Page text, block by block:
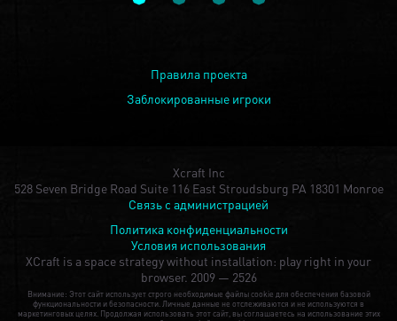
Правила проекта
Заблокированные игроки
Xcraft Inc
528 Seven Bridge Road Suite 116 East Stroudsburg PA 18301 Monroe
Связь с администрацией
Политика конфиденциальности
Условия использования
XCraft is a space strategy without installation: play right in your
browser. 2009 — 2526
Внимание: Этот сайт использует строго необходимые файлы cookie для обеспечения базовой
функциональности и безопасности. Личные данные не отслеживаются и не используются в
маркетинговых целях. Продолжая использовать этот сайт, вы соглашаетесь на использование этих